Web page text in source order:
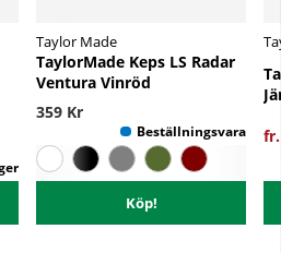
Taylor Made
TaylorMade Keps LS Radar
Ventura Vinröd
359 Kr
Köp!